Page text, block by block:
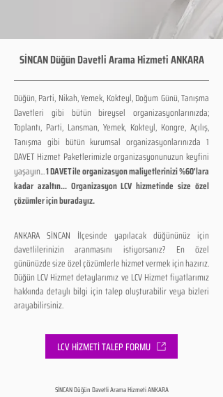
SİNCAN Düğün Davetli Arama Hizmeti ANKARA
Düğün, Parti, Nikah, Yemek, Kokteyl, Doğum Günü, Tanışma
Davetleri gibi bütün bireysel organizasyonlarınızda;
Toplantı, Parti, Lansman, Yemek, Kokteyl, Kongre, Açılış,
Tanışma gibi bütün kurumsal organizasyonlarınızda 1
DAVET Hizmet Paketlerimizle organizasyonunuzun keyfini
yaşayın...1 DAVET ile organizasyon maliyetlerinizi %60'lara
kadar azaltın... Organizasyon LCV hizmetinde size özel
çözümler için buradayız.
ANKARA SİNCAN İlçesinde yapılacak düğününüz için
davetlilerinizin aranmasını istiyorsanız? En özel
gününüzde size özel çözümlerle hizmet vermek için hazırız.
Düğün LCV Hizmet detaylarımız ve LCV Hizmet fiyatlarımız
hakkında detaylı bilgi için talep oluşturabilir veya bizleri
arayabilirsiniz.
LCV HİZMETİ TALEP FORMU
SİNCAN Düğün Davetli Arama Hizmeti ANKARA